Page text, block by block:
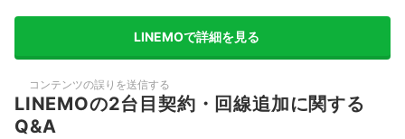
LINEMOで詳細を見る
コンテンツの誤りを送信する
LINEMOの2台目契約・回線追加に関する
Q&A